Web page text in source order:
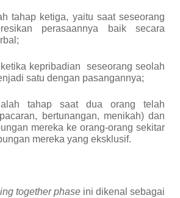
tahap ketiga, yaitu saat seseorang
perasaannya baik secara
kepribadian
seseorang seolah
satu dengan pasangannya;
tahap saat dua orang telah
bertunangan, menikah) dan
mereka ke orang-orang sekitar
mereka yang eksklusif.
together phase ini dikenal sebagai